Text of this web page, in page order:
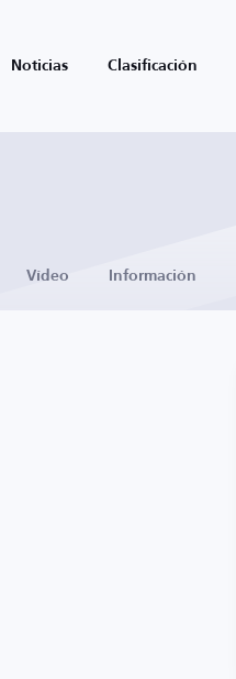
Noticias Clasificación
Vídeo Información